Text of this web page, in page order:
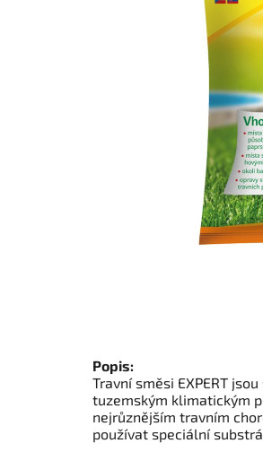
Popis:
Travní směsi EXPERT
tuzemským klimatickým
nejrůznějším travním
používat speciální